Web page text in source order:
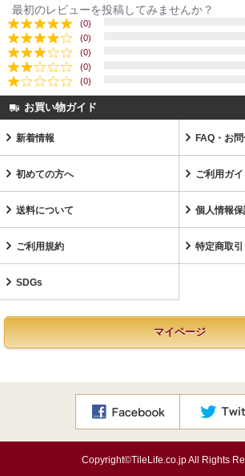
最初のレビューを投稿してみませんか？
(0)
(0)
(0)
(0)
(0)
お買い物ガイド
新着情報 FAQ・お
初めての方へ ご利用ガイ
送料について 個人情報
ご利用規約 特定商取引
SDGs
マイページ
Copyright©TileLife.co.jp All Rights